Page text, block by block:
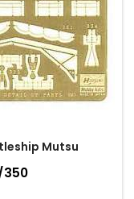
Mutsu
350